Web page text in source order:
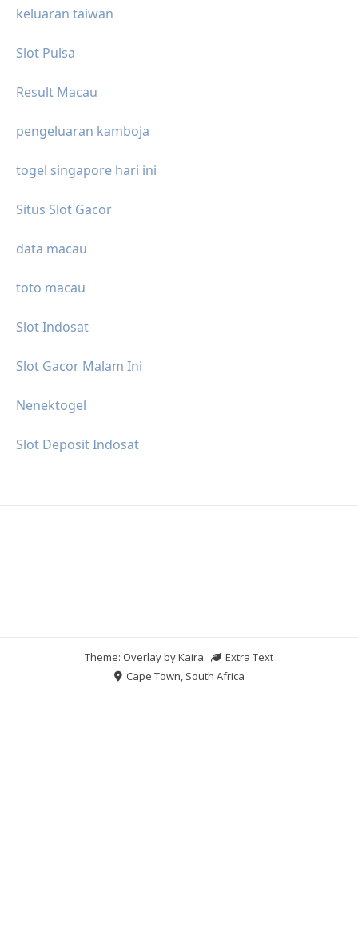
keluaran taiwan
Slot Pulsa
Result Macau
pengeluaran kamboja
togel singapore hari ini
Situs Slot Gacor
data macau
toto macau
Slot Indosat
Slot Gacor Malam Ini
Nenektogel
Slot Deposit Indosat
Theme: Overlay byKaira.
Extra Text
Cape Town, South Africa